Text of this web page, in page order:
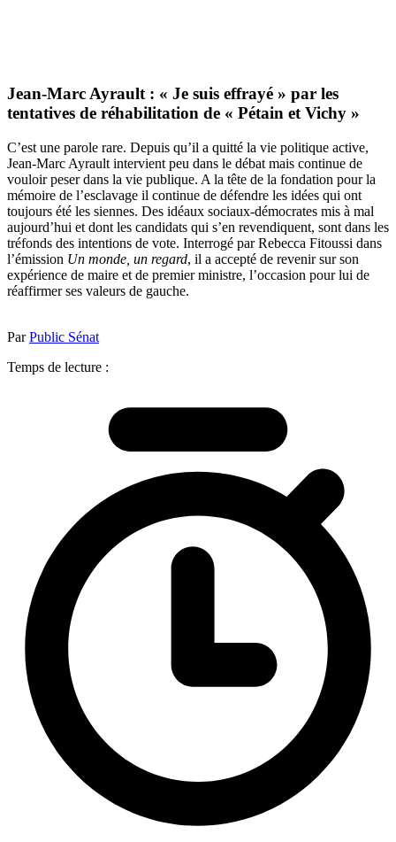
Jean-Marc Ayrault : « Je suis effrayé » par les
tentatives de réhabilitation de « Pétain et Vichy »
C’est une parole rare. Depuis qu’il a quitté la vie politique active,
Jean-Marc Ayrault intervient peu dans le débat mais continue de
vouloir peser dans la vie publique. A la tête de la fondation pour la
mémoire de l’esclavage il continue de défendre les idées qui ont
toujours été les siennes. Des idéaux sociaux-démocrates mis à mal
aujourd’hui et dont les candidats qui s’en revendiquent, sont dans les
tréfonds des intentions de vote. Interrogé par Rebecca Fitoussi dans
l’émission Un monde, un regard, il a accepté de revenir sur son
expérience de maire et de premier ministre, l’occasion pour lui de
réaffirmer ses valeurs de gauche.
ParPublic Sénat
Temps de lecture :